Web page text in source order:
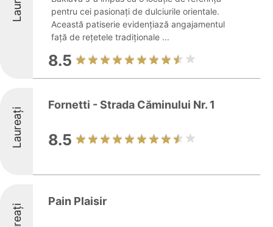
pentru cei pasionați de dulciurile orientale.
Această patiserie evidențiază angajamentul
față de rețetele tradiționale ...
8.5
Laureați
Fornetti - Strada Căminului Nr. 1
8.5
Pain Plaisir